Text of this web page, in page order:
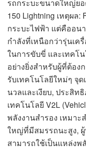
รถกระบะขนาดใหญ่ยอ
150 Lightning เหตุผล:
กระบะไฟฟ้า แต่คืออน
กำลังที่เหนือกว่ารุ่นเค
ในการขับขี่ และเทคโ
อย่างยิ่งสำหรับผู้ที่ต้อง
รับเทคโนโลยีใหม่ๆ จุด
นวลและเงียบ, ประสิท
เทคโนโลยี V2L
พลังงานสำรอง เหมา
ใหญ่ที่มีสมรรถนะสูง,
สามารถใช้เป็นแหล่งพ